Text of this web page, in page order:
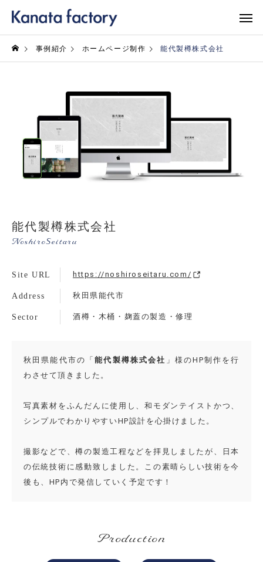
事例紹介 ホームページ制作 能代製樽株式会社
能代製樽株式会社
NoshiroSeitaru
Site URL https://noshiroseitaru.com/
Address 秋田県能代市
Sector 酒樽・木桶・麹蓋の製造・修理
秋田県能代市の「能代製樽株式会社 」様のHP制作を行
わさせて頂きました。
写真素材をふんだんに使用し、和モダンテイストかつ、
シンプルでわかりやすいHP設計を心掛けました。
撮影などで、樽の製造工程などを拝見しましたが、日本
の伝統技術に感動致しました。この素晴らしい技術を今
後も、HP内で発信していく予定です！
Production